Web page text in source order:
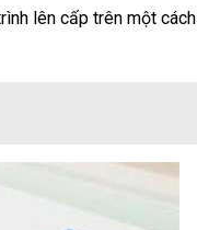
lên cấp trên một cách